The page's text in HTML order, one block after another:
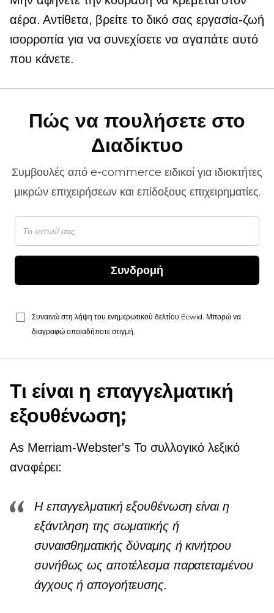
αέρα. Αντίθετα, βρείτε το δικό σας εργασία-ζωή
ισορροπία για να συνεχίσετε να αγαπάτε αυτό
που κάνετε.
Πώς να πουλήσετε στο
Διαδίκτυο
Συμβουλές από e-commerce ειδικοί για ιδιοκτήτες
μικρών επιχειρήσεων και επίδοξους επιχειρηματίες.
Συνδρομή
Συναινώ στη λήψη του ενημερωτικού δελτίου Ecwid. Μπορώ να
διαγραφώ οποιαδήποτε στιγμή.
Τι είναι η επαγγελματική
εξουθένωση;
As Merriam-Webster's Το συλλογικό λεξικό
αναφέρει:
Η επαγγελματική εξουθένωση είναι η
εξάντληση της σωματικής ή
συναισθηματικής δύναμης ή κινήτρου
συνήθως ως αποτέλεσμα παρατεταμένου
άγχους ή απογοήτευσης.